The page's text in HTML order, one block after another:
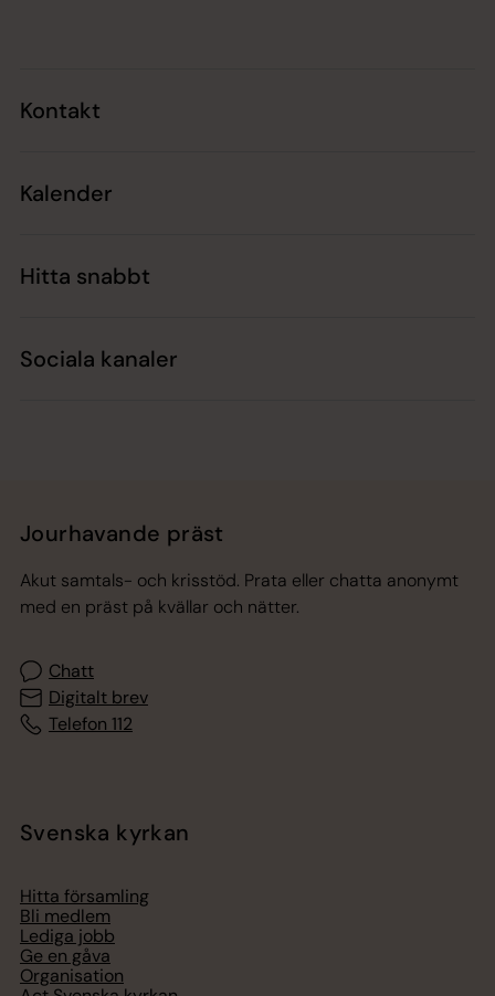
Kontakt
Kalender
Hitta snabbt
Sociala kanaler
Jourhavande präst
Akut samtals- och krisstöd. Prata eller chatta anonymt
med en präst på kvällar och nätter.
Chatt
Digitalt brev
Telefon 112
Svenska kyrkan
Hitta församling
Bli medlem
Lediga jobb
Ge en gåva
Organisation